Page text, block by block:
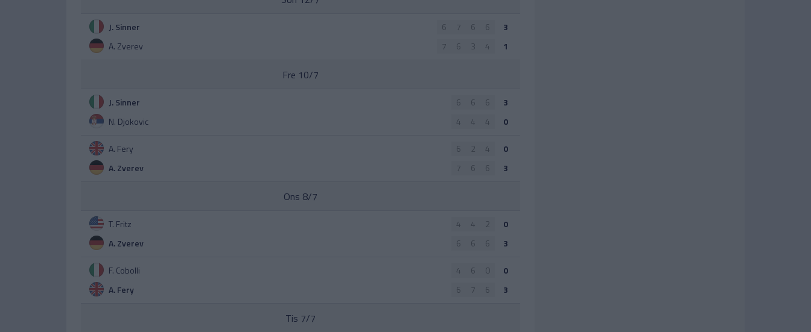
J. Sinner
A. Zverev
6 7 6
6
7
6 3 4
3
1
Fre 10/7
J. Sinner
N. Djokovic
6 6
6
4
4 4
3
0
A. Fery
A. Zverev
6 2
4
7
6 6
0
3
Ons 8/7
T. Fritz
A. Zverev
4 4
2
6
6 6
0
3
F. Cobolli
A. Fery
4 6
0
6
7 6
0
3
Tis 7/7